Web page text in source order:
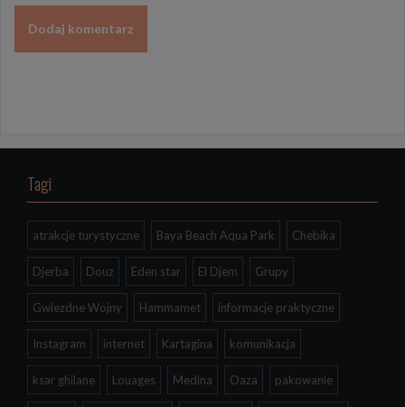
Tagi
atrakcje turystyczne Baya Beach Aqua Park Chebika
Djerba Douz Eden star El Djem Grupy
Gwiezdne Wojny Hammamet informacje praktyczne
Instagram internet Kartagina komunikacja
ksar ghilane Louages Medina Oaza pakowanie